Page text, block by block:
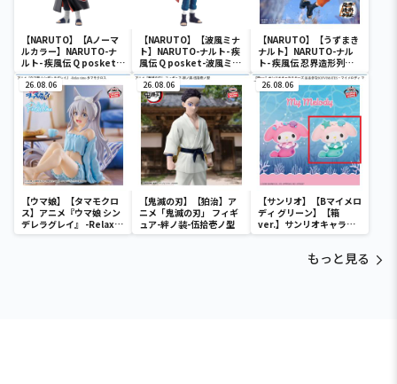
【NARUTO】【Aノーマ
ルカラー】NARUTO-ナ
ルト- 疾風伝 Q posket-
うちはイタチ-
【NARUTO】【波風ミナ
ト】NARUTO-ナルト- 疾
風伝 Q posket-波風ミナ
ト-
【NARUTO】【うずまき
ナルト】NARUTO-ナル
ト- 疾風伝 忍界造形列伝-
うずまきナルト-
26.08.06
【ウマ娘】【タマモクロ
ス】アニメ『ウマ娘 シン
デレラグレイ』 -Relax
time-タマモクロス
26.08.06
【鬼滅の刃】【狛治】ア
ニメ「鬼滅の刃」 フィギ
ュア-絆ノ装-伍拾壱ノ型
26.08.06
【サンリオ】【Bマイメロ
ディ グリーン】【箱
ver.】サンリオキャラク
ターズ おおきな
ディ マーメイドver. ～
もっと見る